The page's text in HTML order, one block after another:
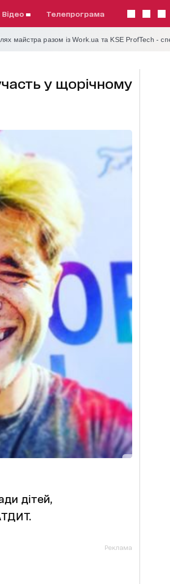
відео телепрограма
майстра разом із Work.ua та KSE ProfTech -
у щорічному
дітей,
Реклама